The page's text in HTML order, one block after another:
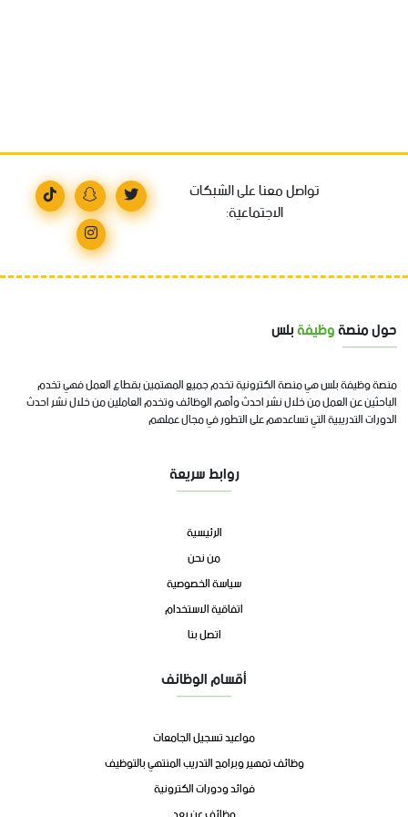
تواصل معنا على الشبكات
الاجتماعية:
حول منصةوظيفةبلس
منصة وظيفة بلس هي منصة الكترونية تخدم جميع المهتمين بقطاع العمل فهي تخدم
الباحثين عن العمل من خلال نشر احدث وأهم الوظائف وتخدم العاملين من خلال نشر احدث
الدورات التدريبية التي تساعدهم على التطور في مجال عملهم
روابط سريعة
الرئيسية
من نحن
سياسة الخصوصية
اتفاقية الاستخدام
اتصل بنا
أقسام الوظائف
مواعيد تسجيل الجامعات
وظائف تمهير وبرامج التدريب المنتهي بالتوظيف
فوائد ودورات الكترونية